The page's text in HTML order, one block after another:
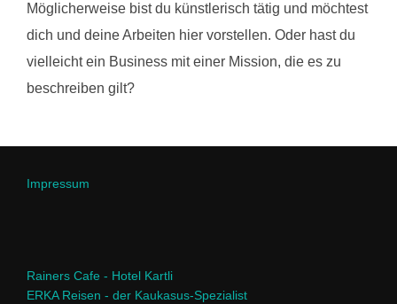
Möglicherweise bist du künstlerisch tätig und möchtest
dich und deine Arbeiten hier vorstellen. Oder hast du
vielleicht ein Business mit einer Mission, die es zu
beschreiben gilt?
Impressum
Rainers Cafe - Hotel Kartli
ERKA Reisen - der Kaukasus-Spezialist